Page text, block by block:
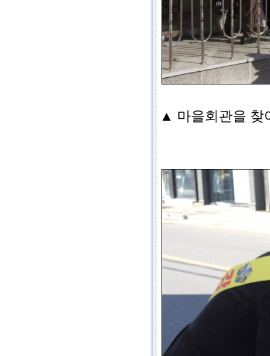
▲ 마을회관을 찾